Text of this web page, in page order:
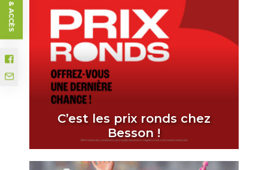
C’est les prix ronds chez
Besson !